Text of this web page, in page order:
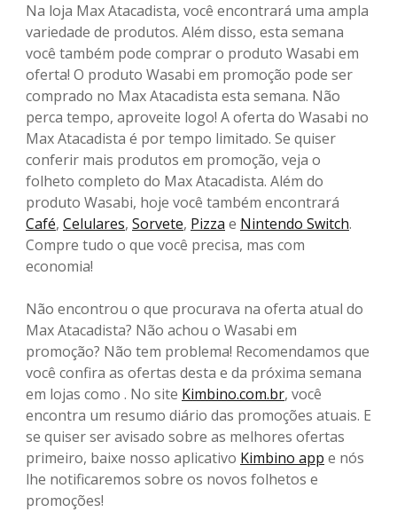
Na loja Max Atacadista, você encontrará uma ampla
variedade de produtos. Além disso, esta semana
você também pode comprar o produto Wasabi em
oferta! O produto Wasabi em promoção pode ser
comprado no Max Atacadista esta semana. Não
perca tempo, aproveite logo! A oferta do Wasabi no
Max Atacadista é por tempo limitado. Se quiser
conferir mais produtos em promoção, veja o
folheto completo do Max Atacadista. Além do
produto Wasabi, hoje você também encontrará
Café, Celulares, Sorvete, Pizza e Nintendo Switch.
Compre tudo o que você precisa, mas com
economia!
Não encontrou o que procurava na oferta atual do
Max Atacadista? Não achou o Wasabi em
promoção? Não tem problema! Recomendamos que
você confira as ofertas desta e da próxima semana
em lojas como . No site Kimbino.com.br, você
encontra um resumo diário das promoções atuais. E
se quiser ser avisado sobre as melhores ofertas
primeiro, baixe nosso aplicativo Kimbino app e nós
lhe notificaremos sobre os novos folhetos e
promoções!